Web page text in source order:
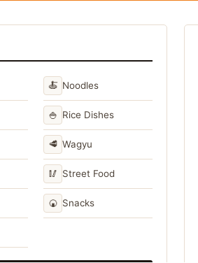
🍝 Noodles
🍚 Rice Dishes
🥩 Wagyu
🥢 Street Food
🍘 Snacks